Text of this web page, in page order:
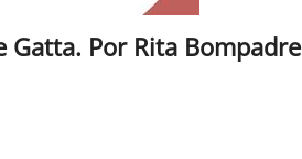
Gatta. Por Rita Bompadre